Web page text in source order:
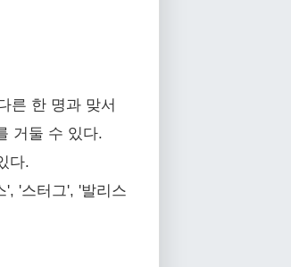
른 한 명과 맞서
거둘 수 있다.
다.
', '스터그', '발리스